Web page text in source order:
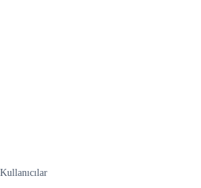
Kullanıcılar